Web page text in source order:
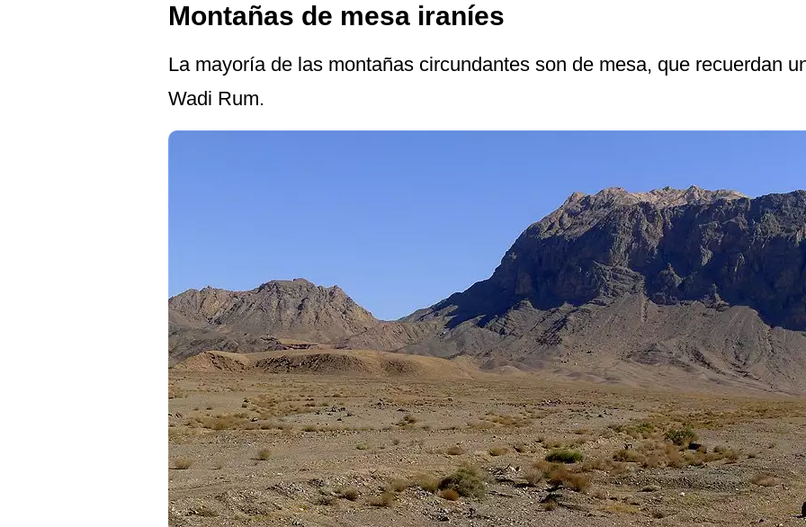
Montañas de mesa iraníes
La mayoría de las montañas circundantes son de mesa, que recuerdan
Wadi Rum.